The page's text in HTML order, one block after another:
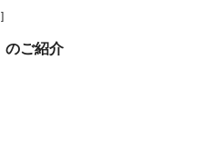
]
のご紹介